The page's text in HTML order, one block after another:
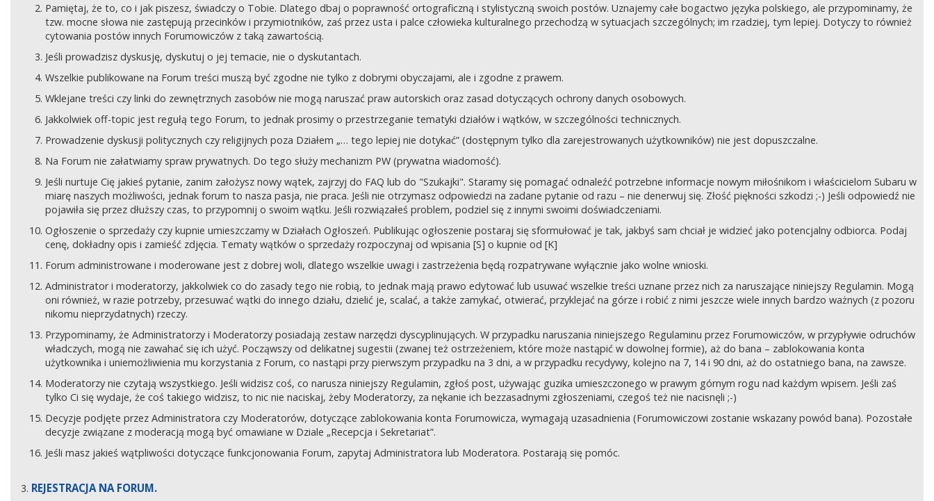
Pamiętaj, że to, co i jak piszesz, świadczy o Tobie. Dlatego dbaj o poprawność ortograficzną i stylistyczną swoich postów. Uznajemy całe bogactwo języka polskiego, ale przypominamy, że
tzw. mocne słowa nie zastępują przecinków i przymiotników, zaś przez usta i palce człowieka kulturalnego przechodzą w sytuacjach szczególnych; im rzadziej, tym lepiej. Dotyczy to również
cytowania postów innych Forumowiczów z taką zawartością.
Jeśli prowadzisz dyskusję, dyskutuj o jej temacie, nie o dyskutantach.
Wszelkie publikowane na Forum treści muszą być zgodne nie tylko z dobrymi obyczajami, ale i zgodne z prawem.
Wklejane treści czy linki do zewnętrznych zasobów nie mogą naruszać praw autorskich oraz zasad dotyczących ochrony danych osobowych.
Jakkolwiek off-topic jest regułą tego Forum, to jednak prosimy o przestrzeganie tematyki działów i wątków, w szczególności technicznych.
Prowadzenie dyskusji politycznych czy religijnych poza Działem „… tego lepiej nie dotykać” (dostępnym tylko dla zarejestrowanych użytkowników) nie jest dopuszczalne.
Na Forum nie załatwiamy spraw prywatnych. Do tego służy mechanizm PW (prywatna wiadomość).
Jeśli nurtuje Cię jakieś pytanie, zanim założysz nowy wątek, zajrzyj do FAQ lub do "Szukajki". Staramy się pomagać odnaleźć potrzebne informacje nowym miłośnikom i właścicielom Subaru w
miarę naszych możliwości, jednak forum to nasza pasja, nie praca. Jeśli nie otrzymasz odpowiedzi na zadane pytanie od razu – nie denerwuj się. Złość piękności szkodzi ;-) Jeśli odpowiedź nie
pojawiła się przez dłuższy czas, to przypomnij o swoim wątku. Jeśli rozwiązałeś problem, podziel się z innymi swoimi doświadczeniami.
Ogłoszenie o sprzedaży czy kupnie umieszczamy w Działach Ogłoszeń. Publikując ogłoszenie postaraj się sformułować je tak, jakbyś sam chciał je widzieć jako potencjalny odbiorca. Podaj
cenę, dokładny opis i zamieść zdjęcia. Tematy wątków o sprzedaży rozpoczynaj od wpisania [S] o kupnie od [K]
Forum administrowane i moderowane jest z dobrej woli, dlatego wszelkie uwagi i zastrzeżenia będą rozpatrywane wyłącznie jako wolne wnioski.
Administrator i moderatorzy, jakkolwiek co do zasady tego nie robią, to jednak mają prawo edytować lub usuwać wszelkie treści uznane przez nich za naruszające niniejszy Regulamin. Mogą
oni również, w razie potrzeby, przesuwać wątki do innego działu, dzielić je, scalać, a także zamykać, otwierać, przyklejać na górze i robić z nimi jeszcze wiele innych bardzo ważnych (z pozoru
nikomu nieprzydatnych) rzeczy.
Przypominamy, że Administratorzy i Moderatorzy posiadają zestaw narzędzi dyscyplinujących. W przypadku naruszania niniejszego Regulaminu przez Forumowiczów, w przypływie odruchów
władczych, mogą nie zawahać się ich użyć. Począwszy od delikatnej sugestii (zwanej też ostrzeżeniem, które może nastąpić w dowolnej formie), aż do bana – zablokowania konta
użytkownika i uniemożliwienia mu korzystania z Forum, co nastąpi przy pierwszym przypadku na 3 dni, a w przypadku recydywy, kolejno na 7, 14 i 90 dni, aż do ostatniego bana, na zawsze.
Moderatorzy nie czytają wszystkiego. Jeśli widzisz coś, co narusza niniejszy Regulamin, zgłoś post, używając guzika umieszczonego w prawym górnym rogu nad każdym wpisem. Jeśli zaś
tylko Ci się wydaje, że coś takiego widzisz, to nic nie naciskaj, żeby Moderatorzy, za nękanie ich bezzasadnymi zgłoszeniami, czegoś też nie nacisnęli ;-)
Decyzje podjęte przez Administratora czy Moderatorów, dotyczące zablokowania konta Forumowicza, wymagają uzasadnienia (Forumowiczowi zostanie wskazany powód bana). Pozostałe
decyzje związane z moderacją mogą być omawiane w Dziale „Recepcja i Sekretariat”.
Jeśli masz jakieś wątpliwości dotyczące funkcjonowania Forum, zapytaj Administratora lub Moderatora. Postarają się pomóc.
REJESTRACJA NA FORUM.